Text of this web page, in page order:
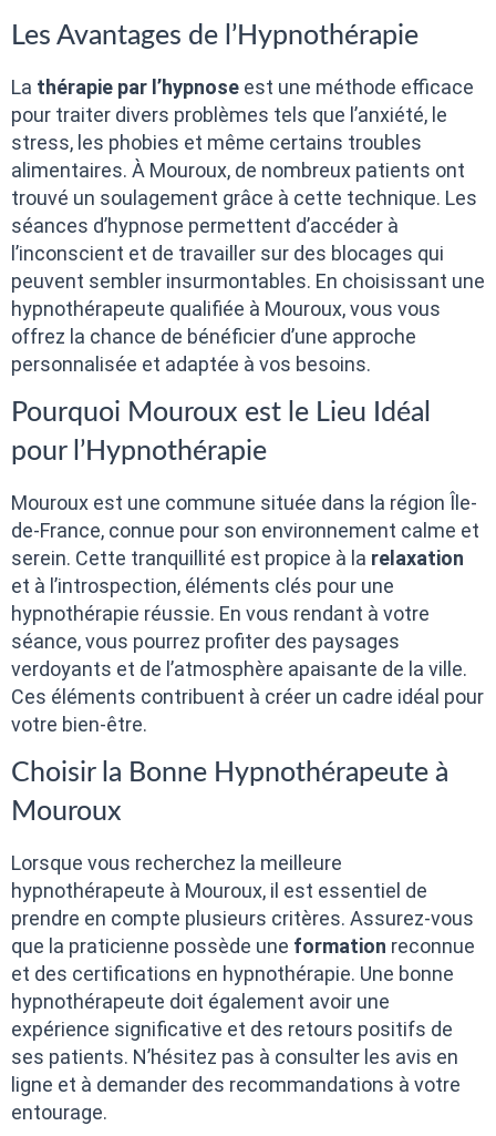
Les Avantages de l’Hypnothérapie
La thérapie par l’hypnose est une méthode efficace
pour traiter divers problèmes tels que l’anxiété, le
stress, les phobies et même certains troubles
alimentaires. À Mouroux, de nombreux patients ont
trouvé un soulagement grâce à cette technique. Les
séances d’hypnose permettent d’accéder à
l’inconscient et de travailler sur des blocages qui
peuvent sembler insurmontables. En choisissant une
hypnothérapeute qualifiée à Mouroux, vous vous
offrez la chance de bénéficier d’une approche
personnalisée et adaptée à vos besoins.
Pourquoi Mouroux est le Lieu Idéal
pour l’Hypnothérapie
Mouroux est une commune située dans la région Île-
de-France, connue pour son environnement calme et
serein. Cette tranquillité est propice à la relaxation
et à l’introspection, éléments clés pour une
hypnothérapie réussie. En vous rendant à votre
séance, vous pourrez profiter des paysages
verdoyants et de l’atmosphère apaisante de la ville.
Ces éléments contribuent à créer un cadre idéal pour
votre bien-être.
Choisir la Bonne Hypnothérapeute à
Mouroux
Lorsque vous recherchez la meilleure
hypnothérapeute à Mouroux, il est essentiel de
prendre en compte plusieurs critères. Assurez-vous
que la praticienne possède une formation reconnue
et des certifications en hypnothérapie. Une bonne
hypnothérapeute doit également avoir une
expérience significative et des retours positifs de
ses patients. N’hésitez pas à consulter les avis en
ligne et à demander des recommandations à votre
entourage.